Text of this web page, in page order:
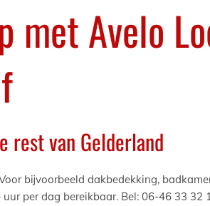
met Avelo
rest van Gelderland
bijvoorbeeld dakbedekking,
per dag bereikbaar. Bel:06-46 33 32